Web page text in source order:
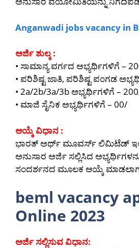
Anganwadi jobs vacancy in
ಅರ್ಜಿ ಶುಲ್ಕ :
• ಸಾಮಾನ್ಯ ವರ್ಗದ ಅಭ್ಯರ್ಥಿಗಳಿಗೆ –
• ಪರಿಶಿಷ್ಟ ಜಾತಿ, ಪರಿಶಿಷ್ಟ ಪಂಗಡ
• 2a/2b/3a/3b ಅಭ್ಯರ್ಥಿಗಳಿಗೆ –
• ಮಾಜಿ ಸೈನಿಕ ಅಭ್ಯರ್ಥಿಗಳಿಗೆ – 00/
ಆಯ್ಕೆ ವಿಧಾನ :
ಭಾರತ್ ಅರ್ಥ್ ಮೂವರ್ಸ್ ಲಿಮಿಟೆಡ್
ಅನುಸಾರ ಅರ್ಜಿ ಸಲ್ಲಿಸಿದ
ಸಂದರ್ಶನದ ಮೂಲಕ ಆಯ್ಕೆ
beml vacancy
Online 2023
ಅರ್ಜಿ ಸಲ್ಲಿಸುವ ವಿಧಾನ: